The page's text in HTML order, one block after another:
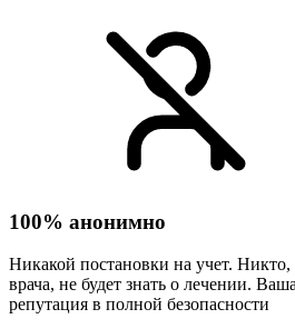
100% анонимно
Никакой постановки на учет.
врача, не будет знать о лечении.
репутация в полной безопасности